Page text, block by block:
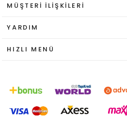
MÜŞTERI İLIŞKILERI
YARDIM
HIZLI MENÜ